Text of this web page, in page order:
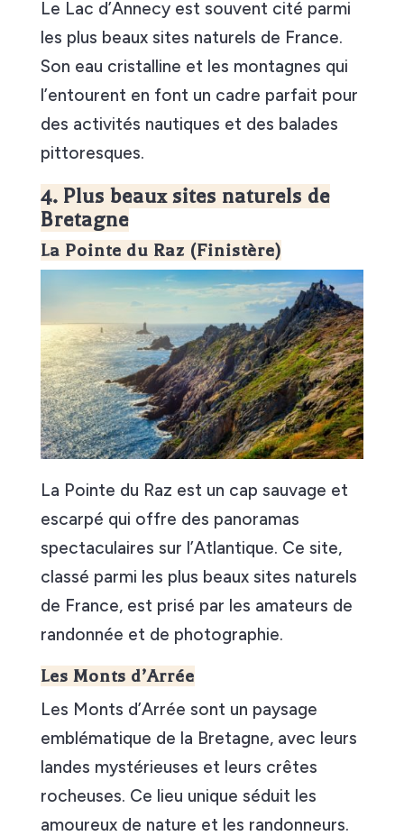
Le Lac d’Annecy est souvent cité parmi
les plus beaux sites naturels de France.
Son eau cristalline et les montagnes qui
l’entourent en font un cadre parfait pour
des activités nautiques et des balades
pittoresques.
4. Plus beaux sites naturels de
Bretagne
La Pointe du Raz (Finistère)
La Pointe du Raz est un cap sauvage et
escarpé qui offre des panoramas
spectaculaires sur l’Atlantique. Ce site,
classé parmi les plus beaux sites naturels
de France, est prisé par les amateurs de
randonnée et de photographie.
Les Monts d’Arrée
Les Monts d’Arrée sont un paysage
emblématique de la Bretagne, avec leurs
landes mystérieuses et leurs crêtes
rocheuses. Ce lieu unique séduit les
amoureux de nature et les randonneurs.